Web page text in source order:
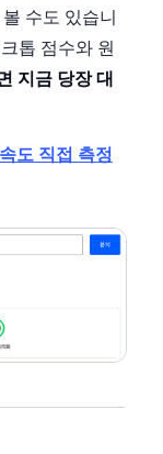
수도 있습니
톱 점수와 원
지금 당장 대
도 직접 측정